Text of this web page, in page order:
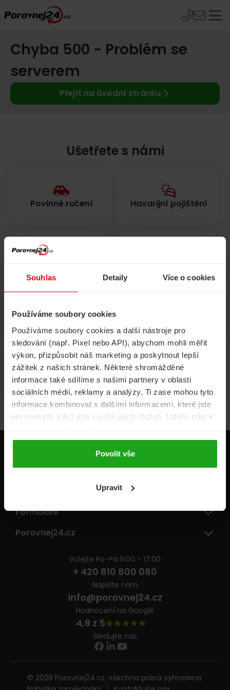
Souhlas Detaily Více o cookies
Používáme soubory cookies
Používáme soubory cookies a další nástroje pro
sledování (např. Pixel nebo API), abychom mohli měřit
výkon, přizpůsobit náš marketing a poskytnout lepší
zážitek z našich stránek. Některé shromážděné
informace také sdílíme s našimi partnery v oblasti
sociálních médií, reklamy a analýzy. Ti zase mohou tyto
informace kombinovat s dalšími informacemi, které jste
jim poskytli, když jste využili jejich služeb. Udělte nám k
Povolit vše
Upravit
Chyba 500 - Problém se
serverem
Přejít na úvodní stránku
Ušetřete s námi
Povinné ručení Havarijní pojištění
Volání, internet, TV
Životní pojištění Energie
Pojišťovny
Formuláře
Porovnej24.cz
Volejte Po-Pá 9:00 - 17:00
+ 420 810 800 080
Napište nám
info@porovnej24.cz
Hodnocení na Google
4,9 z 5
Sledujte nás
© 2026 Porovnej24.cz, všechna práva vyhrazena.